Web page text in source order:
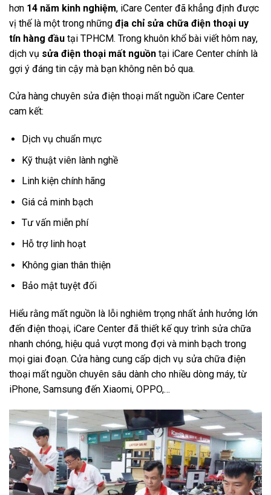
hơn 14 năm kinh nghiệm, iCare Center đã khẳng định được
vị thế là một trong những địa chỉ sửa chữa điện thoại uy
tín hàng đầu tại TPHCM. Trong khuôn khổ bài viết hôm nay,
dịch vụ sửa điện thoại mất nguồn tại iCare Center chính là
gợi ý đáng tin cậy mà bạn không nên bỏ qua.
Cửa hàng chuyên sửa điện thoại mất nguồn iCare Center
cam kết:
Dịch vụ chuẩn mực
Kỹ thuật viên lành nghề
Linh kiện chính hãng
Giá cả minh bạch
Tư vấn miễn phí
Hỗ trợ linh hoạt
Không gian thân thiện
Bảo mật tuyệt đối
Hiểu rằng mất nguồn là lỗi nghiêm trọng nhất ảnh hưởng lớn
đến điện thoại, iCare Center đã thiết kế quy trình sửa chữa
nhanh chóng, hiệu quả vượt mong đợi và minh bạch trong
mọi giai đoạn. Cửa hàng cung cấp dịch vụ sửa chữa điện
thoại mất nguồn chuyên sâu dành cho nhiều dòng máy, từ
iPhone, Samsung đến Xiaomi, OPPO,…